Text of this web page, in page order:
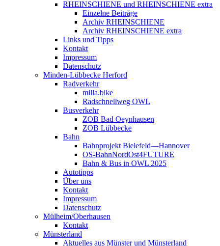
RHEINSCHIENE und RHEINSCHIENE extra
Einzelne Beiträge
Archiv RHEINSCHIENE
Archiv RHEINSCHIENE extra
Links und Tipps
Kontakt
Impressum
Datenschutz
Minden-Lübbecke Herford
Radverkehr
milla.bike
Radschnellweg OWL
Busverkehr
ZOB Bad Oeynhausen
ZOB Lübbecke
Bahn
Bahnprojekt Bielefeld—Hannover
OS-BahnNordOst4FUTURE
Bahn & Bus in OWL 2025
Autotipps
Über uns
Kontakt
Impressum
Datenschutz
Mülheim/Oberhausen
Kontakt
Münsterland
Aktuelles aus Münster und Münsterland